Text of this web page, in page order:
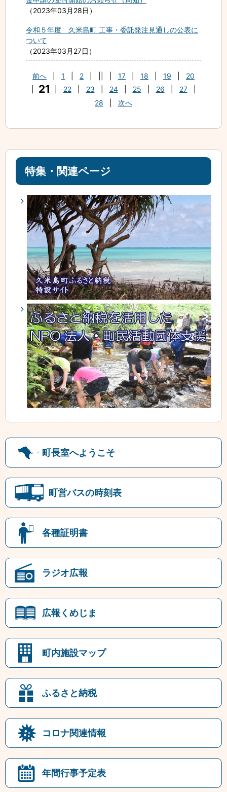
2023年03月28日
令和５年度 久米島町 工事・委託発注見通しの公表に
ついて
2023年03月27日
前へ 1 2 17 18 19
20
21 22 23 24 25 26 27
28
次へ
特集・関連ページ
町長室へようこそ
町営バスの時刻表
各種証明書
ラジオ広報
広報くめじま
町内施設マップ
ふるさと納税
コロナ関連情報
年間行事予定表